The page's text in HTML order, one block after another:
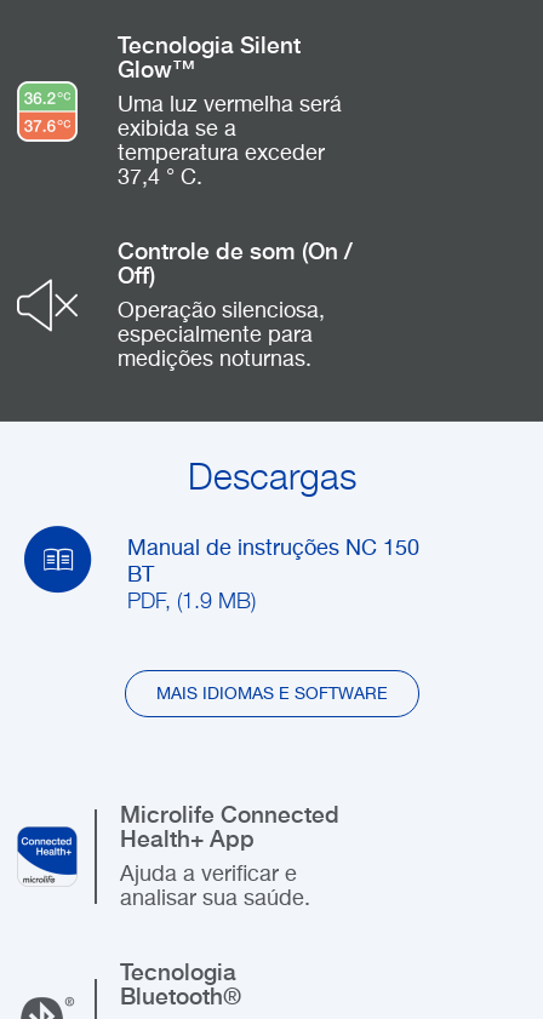
Tecnologia Silent
Glow™
Uma luz vermelha será
exibida se a
temperatura exceder
37,4 ° C.
Controle de som (On /
Off)
Operação silenciosa,
especialmente para
medições noturnas.
Descargas
Manual de instruções NC 150
BT
PDF, (1.9 MB)
MAIS IDIOMAS E SOFTWARE
Microlife Connected
Health+ App
Ajuda a verificar e
analisar sua saúde.
Tecnologia
Bluetooth®